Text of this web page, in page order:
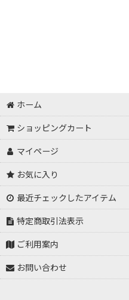
ホーム
ショッピングカート
マイページ
お気に入り
最近チェックしたアイテム
特定商取引法表示
ご利用案内
お問い合わせ